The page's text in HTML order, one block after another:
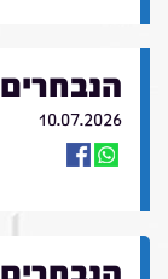
הנבחרים 10.7.26
10.07.2026